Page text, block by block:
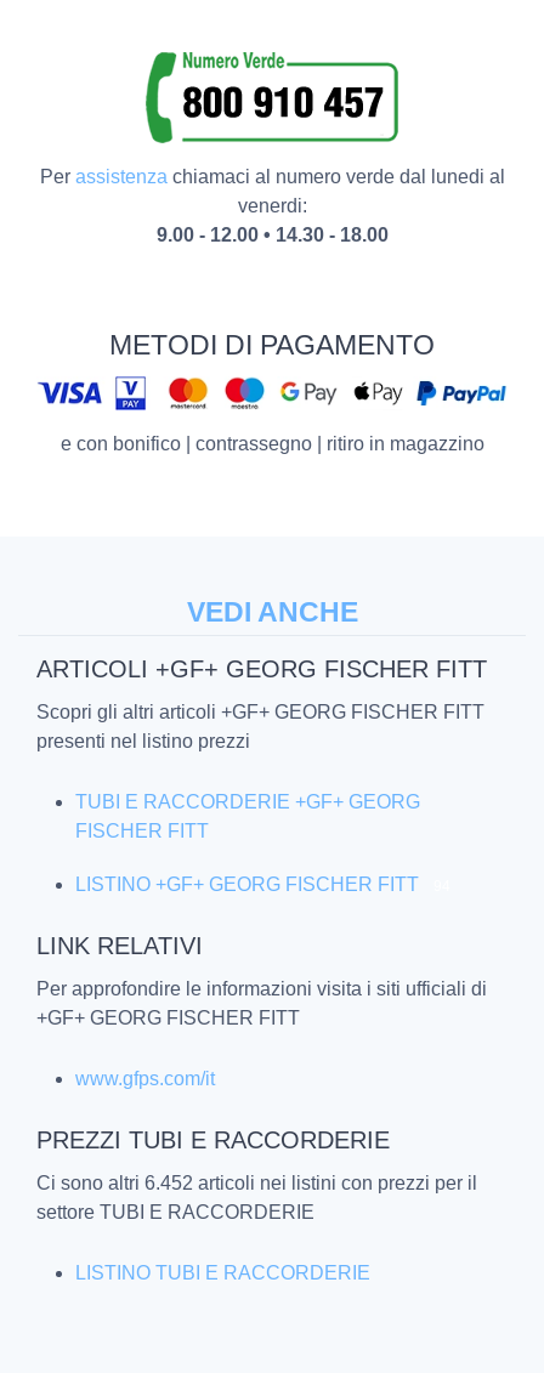
Per assistenzachiamaci al numero verde dal lunedi al
venerdi:
9.00 - 12.00 • 14.30 - 18.00
METODI DI PAGAMENTO
e con bonifico | contrassegno | ritiro in magazzino
VEDI ANCHE
ARTICOLI +GF+ GEORG FISCHER FITT
Scopri gli altri articoli +GF+ GEORG FISCHER FITT
presenti nel listino prezzi
TUBI E RACCORDERIE +GF+ GEORG
FISCHER FITT
LISTINO +GF+ GEORG FISCHER FITT
LINK RELATIVI
Per approfondire le informazioni visita i siti ufficiali di
+GF+ GEORG FISCHER FITT
www.gfps.com/it
PREZZI TUBI E RACCORDERIE
Ci sono altri 6.452 articoli nei listini con prezzi per il
settore TUBI E RACCORDERIE
LISTINO TUBI E RACCORDERIE